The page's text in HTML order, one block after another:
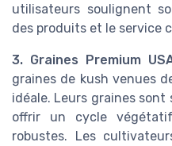
utilisateurs soulignent
des produits et le service
3. Graines Premium
graines de kush venues
idéale. Leurs graines
offrir un cycle
robustes. Les